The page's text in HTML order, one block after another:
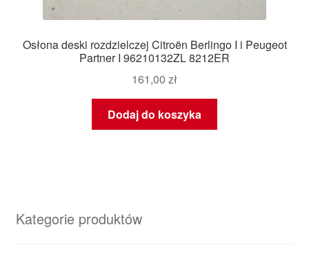
Osłona deski rozdzielczej Citroën Berlingo I i Peugeot
Partner I 96210132ZL 8212ER
161,00 zł
Dodaj do koszyka
Kategorie produktów